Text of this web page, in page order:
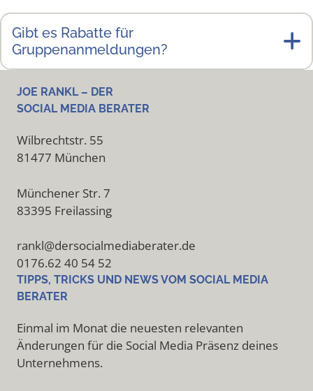
Gibt es Rabat­te für
Gruppenanmeldungen?
JOE RANKL – DER
SOCIAL MEDIA BERATER
Wilbrechtstr. 55
81477 München
Münchener Str. 7
83395 Freilassing
rankl@dersocialmediaberater.de
0176.62 40 54 52
TIPPS, TRICKS UND NEWS VOM SOCIAL MEDIA
BERATER
Einmal im Monat die neuesten relevanten
Änderungen für die Social Media Präsenz deines
Unternehmens.